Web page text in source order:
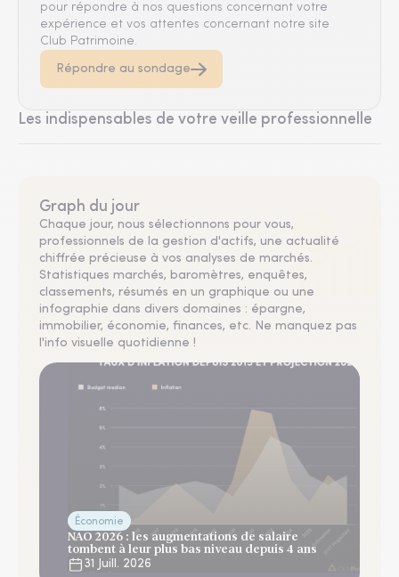
pour répondre à nos questions concernant votre
expérience et vos attentes concernant notre site
Club Patrimoine.
Répondre au sondage
Les indispensables de votre veille professionnelle
Graph du jour
Chaque jour, nous sélectionnons pour vous,
professionnels de la gestion d'actifs, une actualité
chiffrée précieuse à vos analyses de marchés.
Statistiques marchés, baromètres, enquêtes,
classements, résumés en un graphique ou une
infographie dans divers domaines : épargne,
immobilier, économie, finances, etc. Ne manquez pas
l'info visuelle quotidienne !
Économie
NAO 2026 : les augmentations de salaire
tombent à leur plus bas niveau depuis 4 ans
31 Juill. 2026